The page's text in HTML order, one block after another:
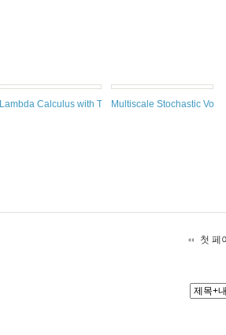
Lambda Calculus with TypesMultiscale Stochastic
첫 페